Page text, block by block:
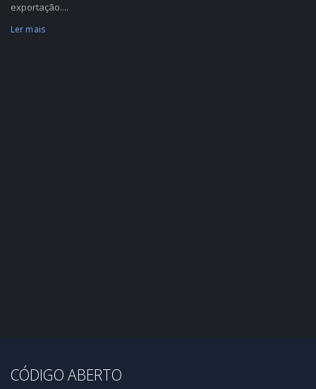
exportação....
Ler mais
CÓDIGO ABERTO